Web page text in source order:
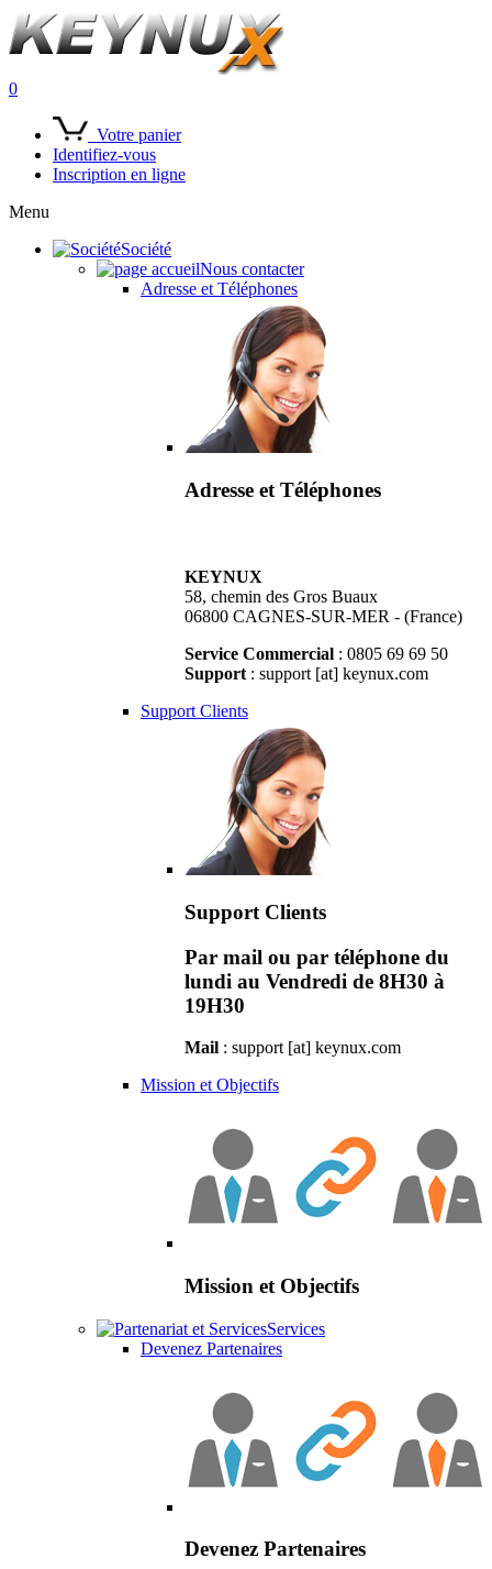
0
Votre panier
Identifiez-vous
Inscription en ligne
Menu
Société
Nous contacter
Adresse et Téléphones
Adresse et Téléphones
KEYNUX
58, chemin des Gros Buaux
06800 CAGNES-SUR-MER - (France)
Service Commercial : 0805 69 69 50
Support : support [at] keynux.com
Support Clients
Support Clients
Par mail ou par téléphone du
lundi au Vendredi de 8H30 à
19H30
Mail : support [at] keynux.com
Mission et Objectifs
Mission et Objectifs
Services
Devenez Partenaires
Devenez Partenaires